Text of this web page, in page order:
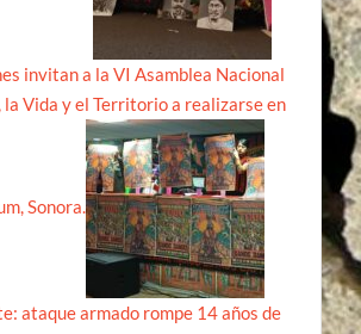
invitan a la VI Asamblea Nacional
la Vida y el Territorio a realizarse en
Sonora.
ataque armado rompe 14 años de